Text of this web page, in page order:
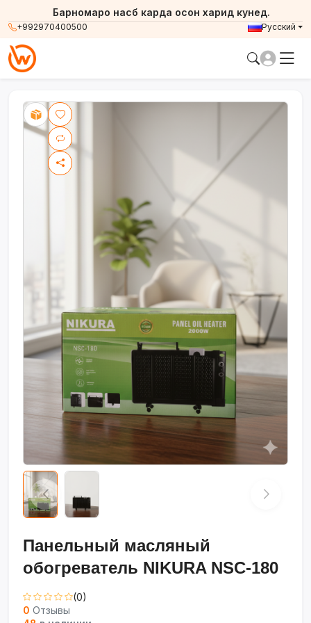
+992970400500
Барномаро насб карда осон харид кунед.
Русский
Панельный масляный
обогреватель NIKURA NSC-180
(0)
0 Отзывы